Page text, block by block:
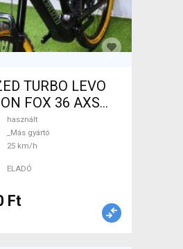
TURBO LEVO
FOX 36 AXS
Mountain Bike
_Más gyártó
használt
_Más gyártó
25 km/h
ELADÓ
Ft